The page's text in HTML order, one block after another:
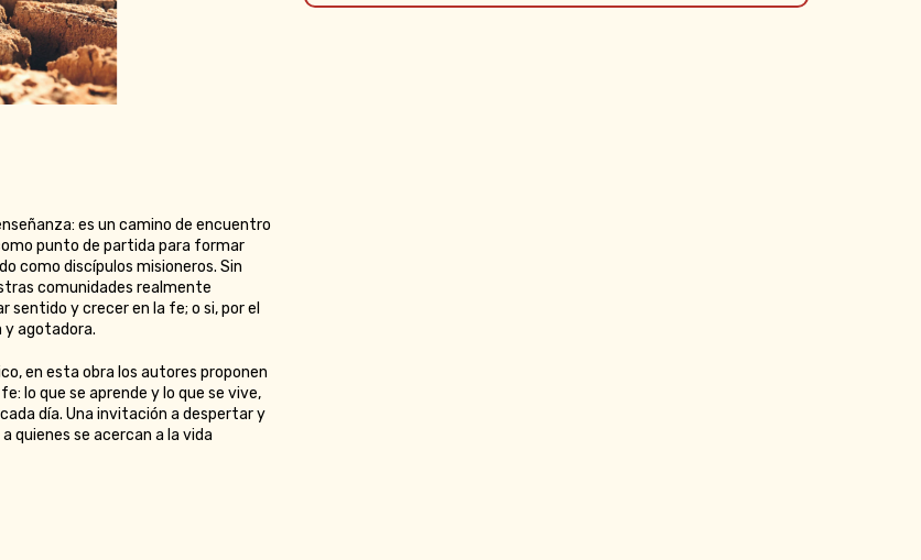
es un camino de encuentro
punto de partida para formar
como discípulos misioneros. Sin
comunidades realmente
sentido y crecer en la fe; o si, por el
agotadora.
en esta obra los autores proponen
lo que se aprende y lo que se vive,
día. Una invitación a despertar y
quienes se acercan a la vida